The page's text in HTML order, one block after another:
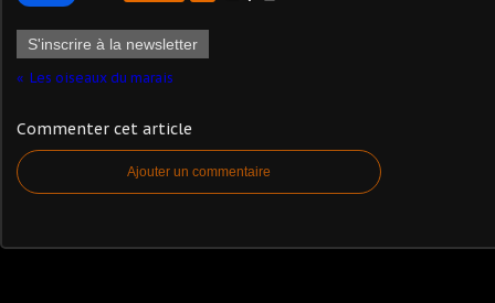
S'inscrire à la newsletter
Les oiseaux du marais
Commenter cet article
Ajouter un commentaire